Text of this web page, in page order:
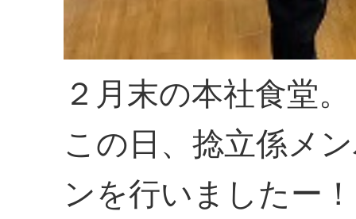
２月末の本社食堂。
この日、捻立係メ
ンを行いましたー！